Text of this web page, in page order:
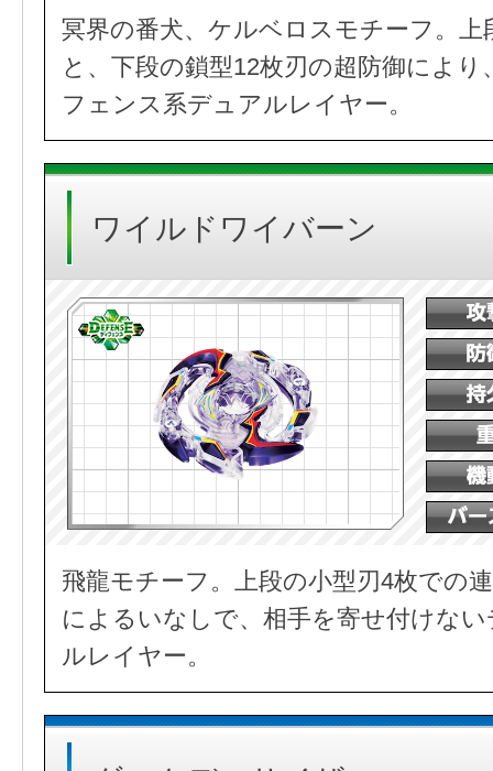
冥界の番犬、ケルベロスモチーフ。上
と、下段の鎖型12枚刃の超防御によ
フェンス系デュアルレイヤー。
ワイルドワイバーン
飛龍モチーフ。上段の小型刃4枚での
によるいなしで、相手を寄せ付けな
ルレイヤー。